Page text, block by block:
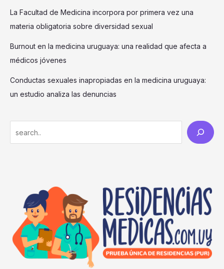
La Facultad de Medicina incorpora por primera vez una
materia obligatoria sobre diversidad sexual
Burnout en la medicina uruguaya: una realidad que afecta a
médicos jóvenes
Conductas sexuales inapropiadas en la medicina uruguaya:
un estudio analiza las denuncias